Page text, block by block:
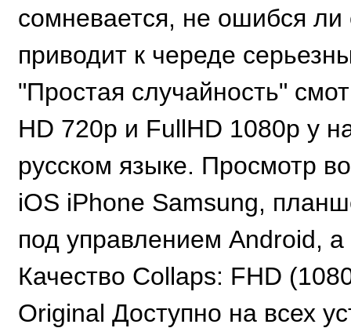
сомневается, не ошибся ли
приводит к череде
"Простая случайность"
HD 720p и FullHD 1080p у
русском языке. Просмотр
iOS iPhone Samsung,
под управлением Android,
Качество Collaps: FHD
Original Доступно на всех